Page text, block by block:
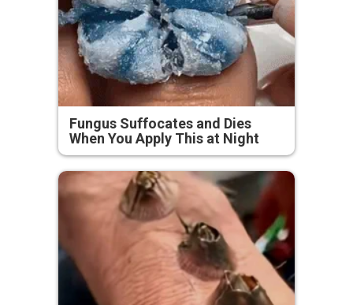
Fungus Suffocates and Dies
When You Apply This at Night